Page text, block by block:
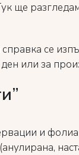
ще
се
или за
и